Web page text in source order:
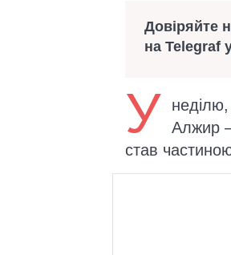
Довіряйте
на Telegraf
У
неділю,
Алжир
став